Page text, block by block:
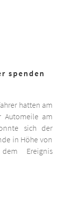
spenden
hatten am
Automeile am
sich der
in Höhe von
Ereignis